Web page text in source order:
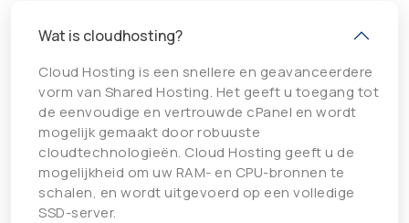
Wat is cloudhosting?
Cloud Hosting is een snellere en geavanceerdere
vorm van Shared Hosting. Het geeft u toegang tot
de eenvoudige en vertrouwde cPanel en wordt
mogelijk gemaakt door robuuste
cloudtechnologieën. Cloud Hosting geeft u de
mogelijkheid om uw RAM- en CPU-bronnen te
schalen, en wordt uitgevoerd op een volledige
SSD-server.